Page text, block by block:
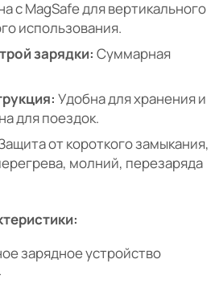
с MagSafe для вертикального
использования.
зарядки: Суммарная
Удобна для хранения и
для поездок.
от короткого замыкания,
молний, перезаряда
зарядное устройство